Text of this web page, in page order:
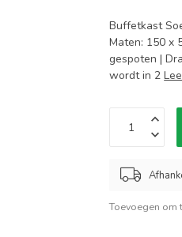
Buffetkast
Maten: 150 x
gespoten |
wordt in 2
Toevoegen om